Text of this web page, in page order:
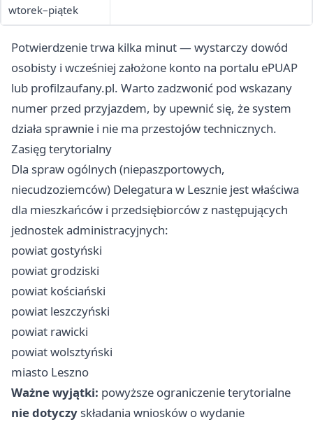
wtorek–piątek
Potwierdzenie trwa kilka minut — wystarczy dowód
osobisty i wcześniej założone konto na portalu ePUAP
lub profilzaufany.pl. Warto zadzwonić pod wskazany
numer przed przyjazdem, by upewnić się, że system
działa sprawnie i nie ma przestojów technicznych.
Zasięg terytorialny
Dla spraw ogólnych (niepaszportowych,
niecudzoziemców) Delegatura w Lesznie jest właściwa
dla mieszkańców i przedsiębiorców z następujących
jednostek administracyjnych:
powiat gostyński
powiat grodziski
powiat kościański
powiat leszczyński
powiat rawicki
powiat wolsztyński
miasto Leszno
Ważne wyjątki: powyższe ograniczenie terytorialne
nie dotyczy składania wniosków o wydanie